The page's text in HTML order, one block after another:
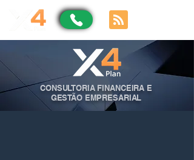
CONSULTORIA FINANCEIRA E
GESTÃO EMPRESARIAL